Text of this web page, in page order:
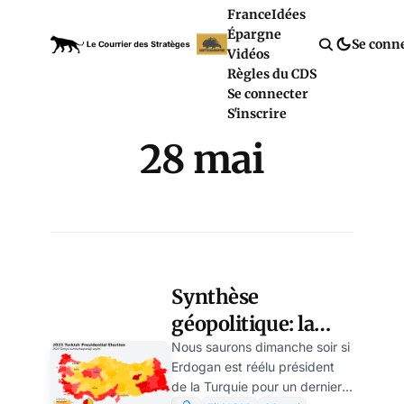
FranceIdées
Épargne
Vidéos
Règles du CDS
Se connecter
S'inscrire
Se
28 mai
Synthèse
géopolitique: la
révolte turque
contre la menace
Nous saurons dimanche soir si
Erdogan est réélu président
de la Turquie pour un dernier